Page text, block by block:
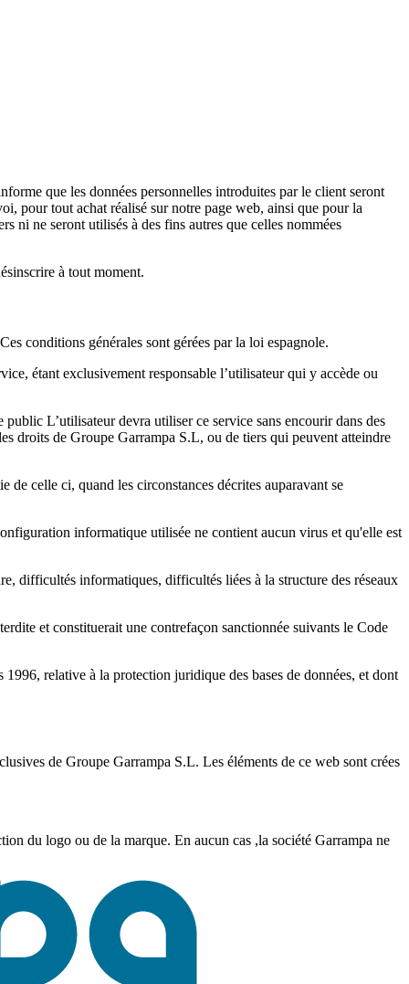
que les données personnelles introduites par le client seront
pour tout achat réalisé sur notre page web, ainsi que pour la
ni ne seront utilisés à des fins autres que celles nommées
à tout moment.
conditions générales sont gérées par la loi espagnole.
étant exclusivement responsable l’utilisateur qui y accède ou
L’utilisateur devra utiliser ce service sans encourir dans des
droits de Groupe Garrampa S.L, ou de tiers qui peuvent atteindre
de celle ci, quand les circonstances décrites auparavant se
informatique utilisée ne contient aucun virus et qu'elle est
difficultés informatiques, difficultés liées à la structure des réseaux
et constituerait une contrefaçon sanctionnée suivants le Code
relative à la protection juridique des bases de données, et dont
de Groupe Garrampa S.L. Les éléments de ce web sont crées
du logo ou de la marque. En aucun cas ,la société Garrampa ne